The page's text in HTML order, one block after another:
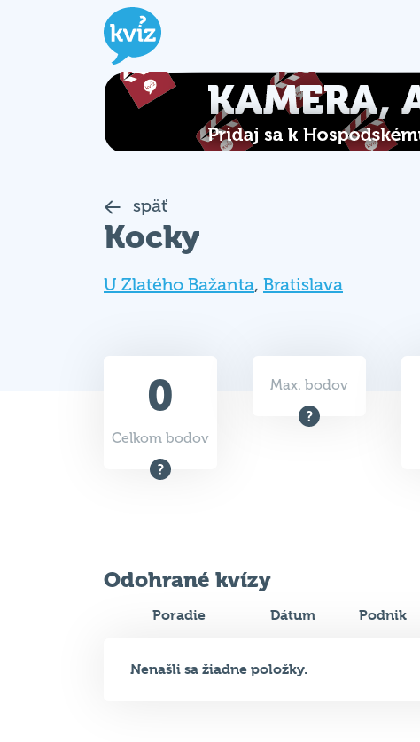
späť
Kocky
U Zlatého Bažanta, Bratislava
0
Celkom bodov
Max. bodov
Odohrané kvízy
Poradie Dátum Podnik
Nenašli sa žiadne položky.